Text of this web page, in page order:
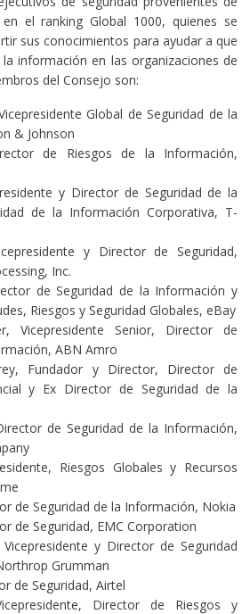
el ranking Global 1000, quienes se
sus conocimientos para ayudar a que
información en las organizaciones de
del Consejo son:
Global de Seguridad de la
& Johnson
de Riesgos de la Información,
y Director de Seguridad de la
de la Información Corporativa, T-
y Director de Seguridad,
Inc.
de Seguridad de la Información y
Riesgos y Seguridad Globales, eBay
Vicepresidente Senior, Director de
ABN Amro
Fundador y Director, Director de
y Ex Director de Seguridad de la
de Seguridad de la Información,
Riesgos Globales y Recursos
de Seguridad de la Información, Nokia
de Seguridad, EMC Corporation
y Director de Seguridad
Grumman
de Seguridad, Airtel
Director de Riesgos y